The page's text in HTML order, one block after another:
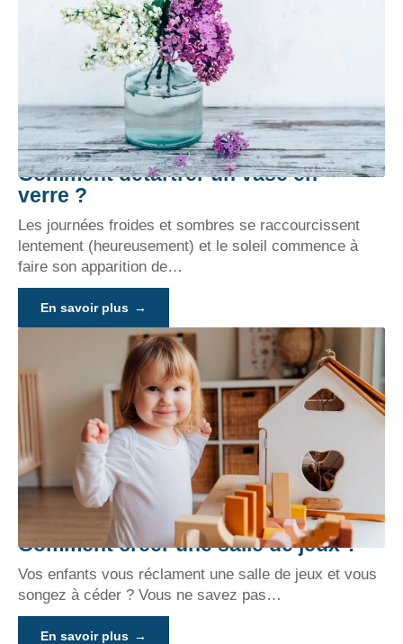
Comment détartrer un vase en
verre ?
Les journées froides et sombres se raccourcissent
lentement (heureusement) et le soleil commence à
faire son apparition de…
En savoir plus
Comment créer une salle de jeux ?
Vos enfants vous réclament une salle de jeux et vous
songez à céder ? Vous ne savez pas…
En savoir plus